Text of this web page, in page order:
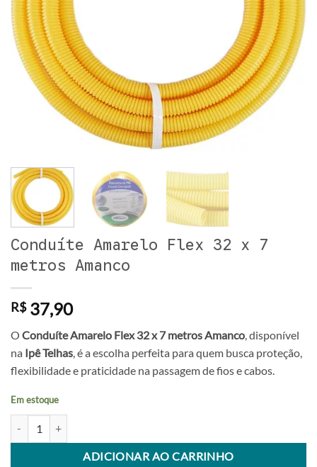
Conduíte Amarelo Flex 32 x 7
metros Amanco
R$37,90
O Conduíte Amarelo Flex 32 x 7 metros Amanco, disponível
na Ipê Telhas, é a escolha perfeita para quem busca proteção,
flexibilidade e praticidade na passagem de fios e cabos.
Em estoque
ADICIONAR AO CARRINHO
Alternative: